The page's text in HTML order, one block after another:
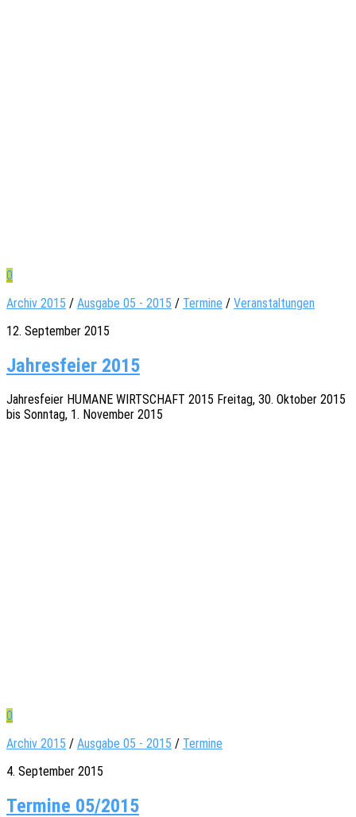
0
Archiv 2015 / Ausgabe 05 - 2015 / Termine / Veranstaltungen
12. September 2015
Jahresfeier 2015
Jahres­fei­er HUMANE WIRTSCHAFT 2015 Frei­tag, 30. Okto­ber 2015
bis Sonn­tag, 1. Novem­ber 2015
0
Archiv 2015 / Ausgabe 05 - 2015 / Termine
4. September 2015
Termine 05/2015